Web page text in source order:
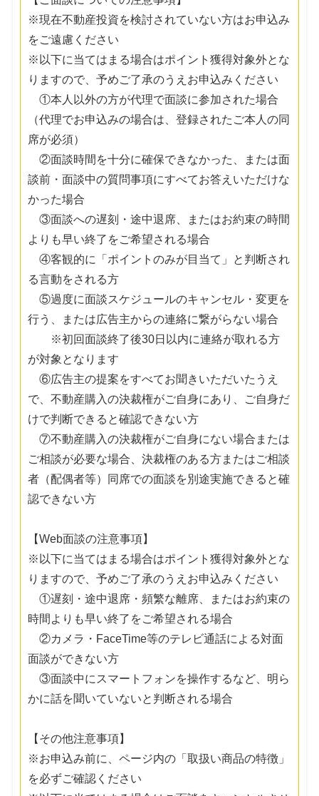
※現在不動産投資を検討されていない方はお申込み
をご遠慮ください
※以下に当てはまる場合はポイント獲得対象外とな
りますので、予めご了承のうえお申込みください
①本人以外の方が代理で面談に参加された場合
（代理でお申込みの場合は、登録されたご本人の同
席が必須）
②面談時間を十分に確保できなかった、または面
談前・面談中の質問事項にすべてお答えいただけな
かった場合
③面談への遅刻・途中退席、またはお約束の時間
よりも早い終了をご希望される場合
④客観的に「ポイントのみが目当て」と判断され
る言動をされる方
⑤過度に面談スケジュールのキャンセル・変更を
行う、または広告主からの連絡に繋がらない場合
※初回面談終了後30日以内に連絡が取れる方
が対象となります
⑥広告主の提案をすべてお聞きいただいたうえ
で、不動産購入の決裁権がご自身にあり、ご自身だ
けで判断できると確認できない方
⑦不動産購入の決裁権がご自身にない場合または
ご相談が必要な場合、決裁権のある方またはご相談
者（配偶者等）同席での面談を別途実施できると確
認できない方
【Web面談の注意事項】
※以下に当てはまる場合はポイント獲得対象外とな
りますので、予めご了承のうえお申込みください
①遅刻・途中退席・頻繁な離席、またはお約束の
時間よりも早い終了をご希望される場合
②カメラ・FaceTime等のテレビ通話による対面
面談ができない方
③面談中にスマートフォンを操作するなど、明ら
かに話を聞いていないと判断される場合
【その他注意事項】
※お申込み前に、ページ内の「取扱い商品の特徴」
を必ずご確認ください